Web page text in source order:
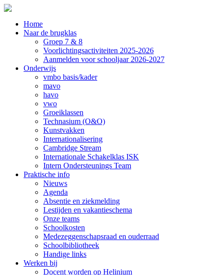
Home
Naar de brugklas
Groep 7 & 8
Voorlichtingsactiviteiten 2025-2026
Aanmelden voor schooljaar 2026-2027
Onderwijs
vmbo basis/kader
mavo
havo
vwo
Groeiklassen
Technasium (O&O)
Kunstvakken
Internationalisering
Cambridge Stream
Internationale Schakelklas ISK
Intern Ondersteunings Team
Praktische info
Nieuws
Agenda
Absentie en ziekmelding
Lestijden en vakantieschema
Onze teams
Schoolkosten
Medezeggenschapsraad en ouderraad
Schoolbibliotheek
Handige links
Werken bij
Docent worden op Helinium